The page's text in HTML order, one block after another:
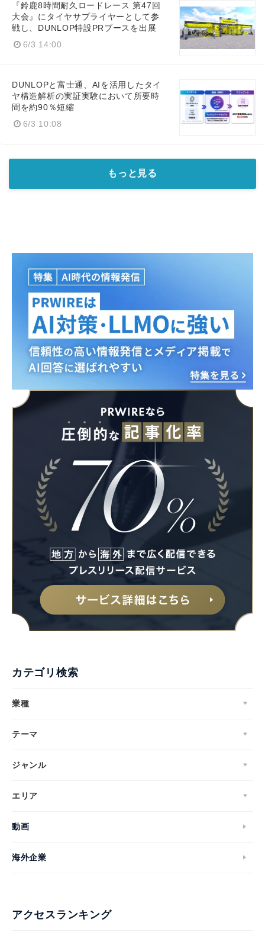
『鈴鹿8時間耐久ロードレース 第47回
大会』にタイヤサプライヤーとして参
戦し、DUNLOP特設PRブースを出展
6/3 14:00
DUNLOPと富士通、AIを活用したタイ
ヤ構造解析の実証実験において所要時
間を約90％短縮
6/3 10:08
もっと見る
カテゴリ検索
業種
テーマ
ジャンル
エリア
動画
海外企業
アクセスランキング